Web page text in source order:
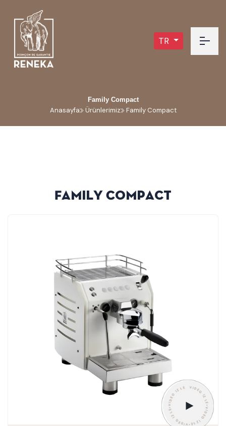
TR
Family Compact
Anasayfa Ürünlerimiz Family Compact
FamilyCompact
VIDEO İZLE•VIDEO İZLE•VIDEO İZLE•VIDEO İZLE